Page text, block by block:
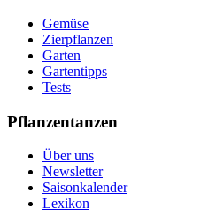
Gemüse
Zierpflanzen
Garten
Gartentipps
Tests
Pflanzentanzen
Über uns
Newsletter
Saisonkalender
Lexikon